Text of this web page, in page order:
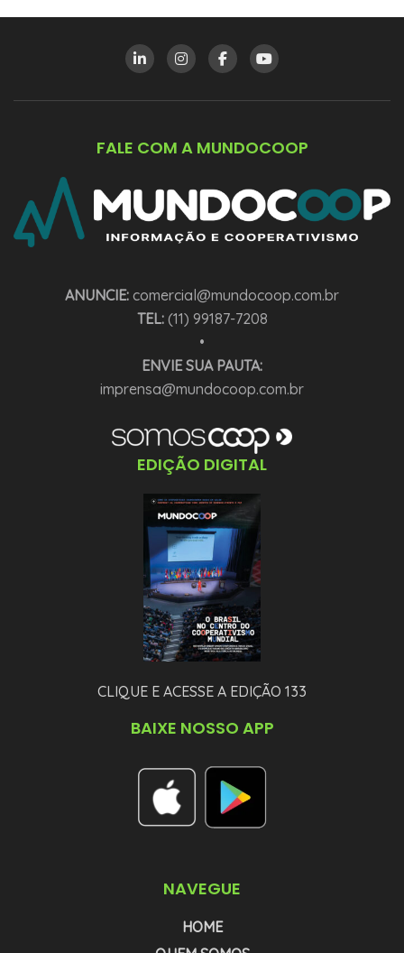
FALE COM A MUNDOCOOP
ANUNCIE: comercial@mundocoop.com.br
TEL:(11) 99187-7208
•
ENVIE SUA PAUTA:
imprensa@mundocoop.com.br
EDIÇÃO DIGITAL
CLIQUE E ACESSE A EDIÇÃO 133
BAIXE NOSSO APP
NAVEGUE
HOME